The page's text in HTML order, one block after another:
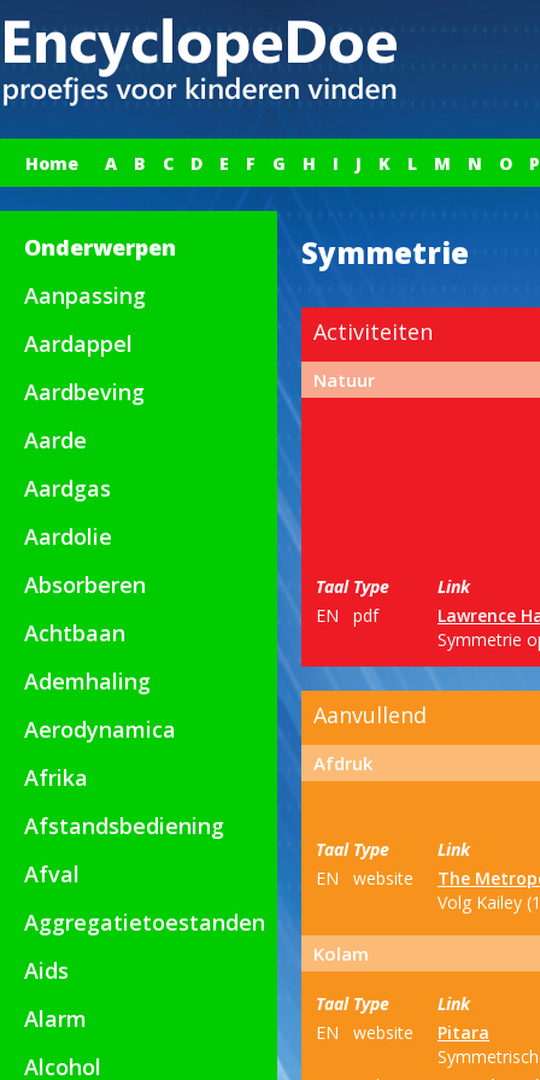
Home A B C D E F G H I J K L M N O P
Onderwerpen
Aanpassing
Aardappel
Aardbeving
Aarde
Aardgas
Aardolie
Absorberen
Achtbaan
Ademhaling
Aerodynamica
Afrika
Afstandsbediening
Afval
Aggregatietoestanden
Aids
Alarm
Alcohol
Symmetrie
Activiteiten
Natuur
Taal Type
Link
EN
pdf
Lawrence
Symmetrie
Aanvullend
Afdruk
Taal Type
Link
EN
website
The
Volg Kailey
Kolam
Taal Type
Link
EN
website
Pitara